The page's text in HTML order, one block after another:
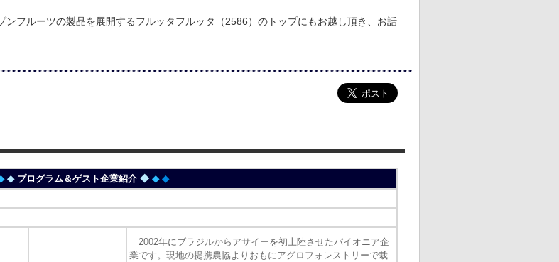
フルーツの製品を展開するフルッタフルッタ（2586）のトップにもお越し頂き、お話
◆ プログラム＆ゲスト企業紹介 ◆ ◆ ◆
2002年にブラジルからアサイーを初上陸させたパイオニア企
業です。現地の提携農協よりおもにアグロフォレストリーで栽